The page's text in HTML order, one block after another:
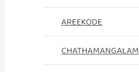
AREEKODE
CHATHAMANGALAM